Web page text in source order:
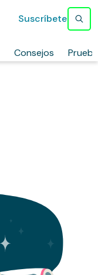
Consejos
Suscríbete